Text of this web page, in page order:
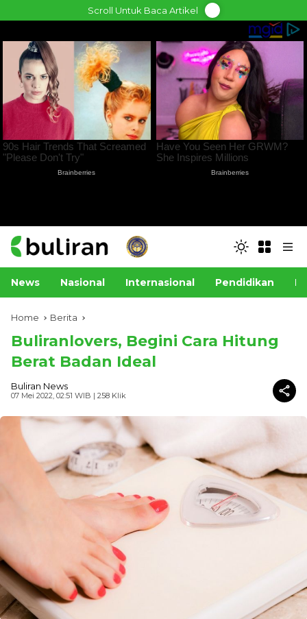
to
Scroll Untuk Baca Artikel
News Nasional Internasional Pendidikan
Home Berita
Buliranlovers, Begini Cara Hitung
Berat Badan Ideal
Buliran News
07 Mei 2022, 02:51 WIB | 258 Klik